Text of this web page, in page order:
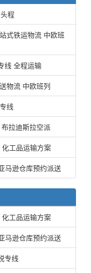
程
式铁运物流 中欧班
线 全程运输
物流 中欧班列
线
拉迪斯拉空派
工品运输方案
马逊仓库预约派送
工品运输方案
马逊仓库预约派送
专线